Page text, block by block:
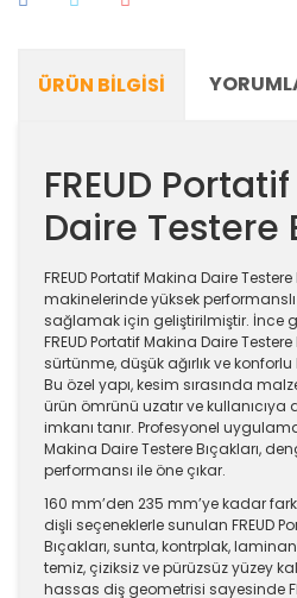
ÜRÜN BILGISI
FREUD
Daire Testere
FREUD Portatif Makina Daire
makinelerinde yüksek
sağlamak için geliştirilmiştir. İnce
FREUD Portatif Makina Daire
sürtünme, düşük ağırlık ve
Bu özel yapı, kesim sırasında
ürün ömrünü uzatır ve
imkanı tanır. Profesyonel
Makina Daire Testere Bıçakları,
performansı ile öne çıkar.
160 mm’den 235 mm’ye kadar
dişli seçeneklerle sunulan FREUD
Bıçakları, sunta, kontrplak,
temiz, çiziksiz ve pürüzsüz yüzey
hassas diş geometrisi sayesinde